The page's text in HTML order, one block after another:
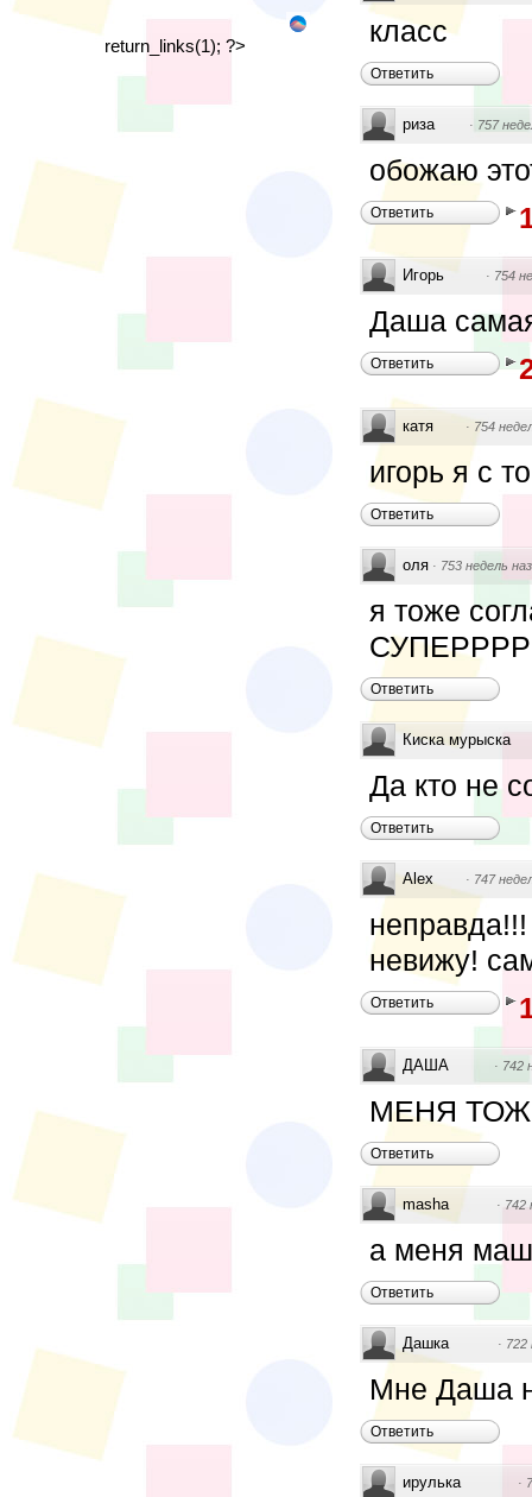
return_links(1); ?> класс
Ответить
риза · 757
обожаю
Ответить
Игорь · 754
Даша
Ответить
катя · 754
игорь я с
Ответить
оля · 753 недель
я тоже
Ответить
Киска мурыска
Да кто не
Ответить
Alex · 747
неправда!!!
невижу!
Ответить
ДАША · 742
МЕНЯ
Ответить
masha · 742
а меня
Ответить
Дашка · 722
Мне Даша
Ответить
ирулька ·